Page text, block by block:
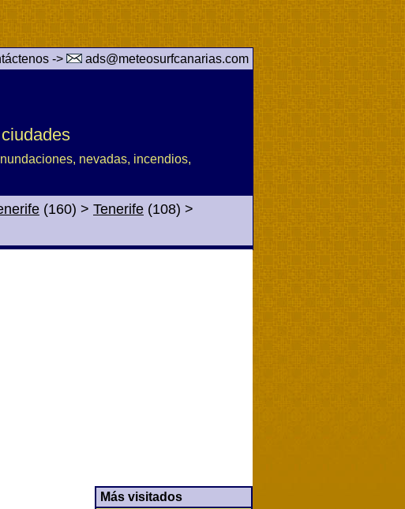
-> ads@meteosurfcanarias.com
nevadas, incendios,
(160) > Tenerife (108) >
Más visitados